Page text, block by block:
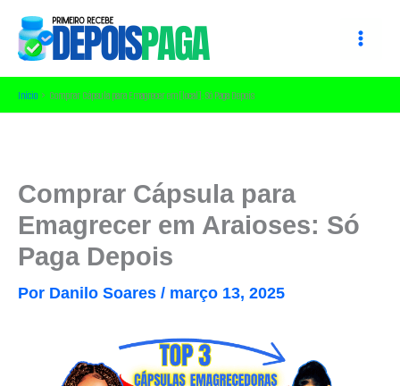
para
conteúdo
Início Comprar Cápsula para Emagrecer em [local]: Só Paga Depois
Comprar Cápsula para
Emagrecer em Araioses: Só
Paga Depois
Por Danilo Soares / março 13, 2025